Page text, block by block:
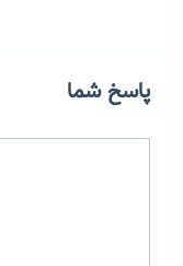
پاسخ شما